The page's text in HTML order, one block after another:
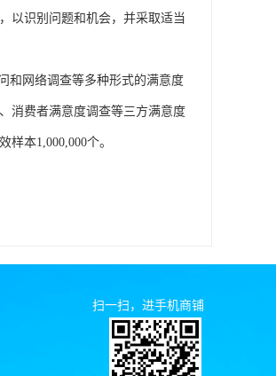
以识别问题和机会，并采取适当
和网络调查等多种形式的满意度
消费者满意度调查等三方满意度
本1,000,000个。
扫一扫，进手机商铺